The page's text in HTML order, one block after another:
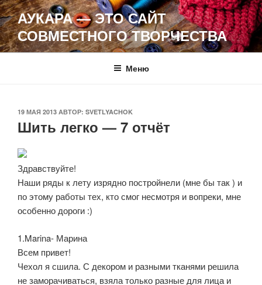
Перейти
к
содержимому
АУКАРА — ЭТО САЙТ
СОВМЕСТНОГО ТВОРЧЕСТВА
Меню
ОПУБЛИКОВАНО
19 МАЯ 2013 АВТОР: SVETLYACHOK
Шить легко — 7 отчёт
Здравствуйте!
Наши ряды к лету изрядно постройнели (мне бы так ) и
по этому работы тех, кто смог несмотря и вопреки, мне
особенно дороги :)
1.Marina- Марина
Всем привет!
Чехол я сшила. С декором и разными тканями решила
не заморачиваться, взяла только разные для лица и